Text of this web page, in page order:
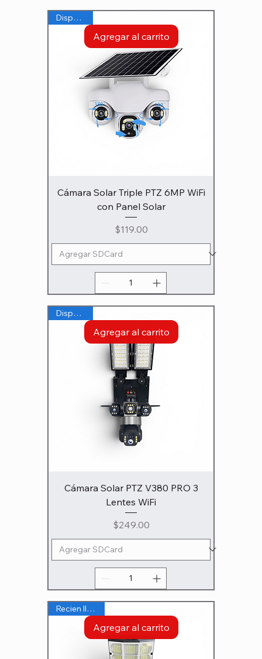
Agregar al carrito
Disponible
Cámara Solar Triple PTZ 6MP WiFi
con Panel Solar
Precio
$119.00
Agregar al carrito
Disponible
Cámara Solar PTZ V380 PRO 3
Lentes WiFi
Precio
$249.00
Agregar al carrito
Recien llegado